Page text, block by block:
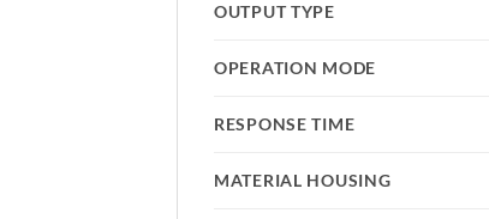
OUTPUT TYPE
OPERATION MODE
RESPONSE TIME
MATERIAL HOUSING